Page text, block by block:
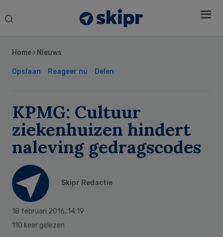
Search
Home › Nieuws
Opslaan Reageer nu Delen
KPMG: Cultuur
ziekenhuizen hindert
naleving gedragscodes
Skipr Redactie
18 februari 2016, 14:19
110 keer gelezen
Sidebar